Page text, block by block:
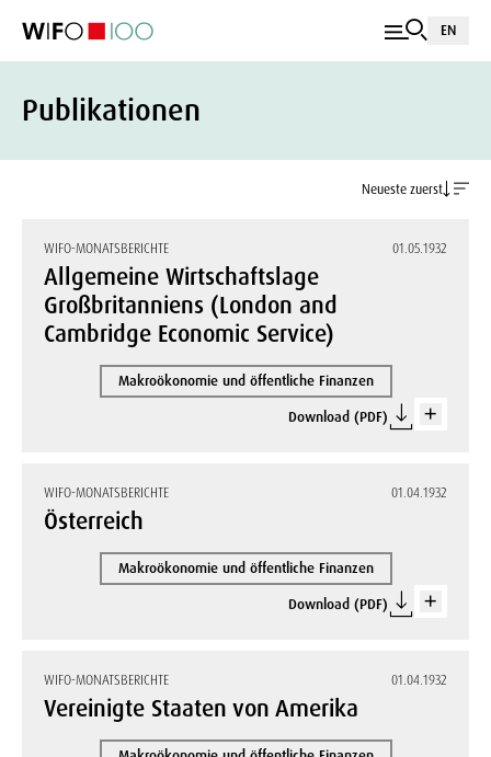
EN
Publikationen
Neueste zuerst
WIFO-MONATSBERICHTE 01.05.1932
Allgemeine Wirtschaftslage
Großbritanniens (London and
Cambridge Economic Service)
Makroökonomie und öffentliche Finanzen
Download (PDF)
WIFO-MONATSBERICHTE 01.04.1932
Österreich
Makroökonomie und öffentliche Finanzen
Download (PDF)
WIFO-MONATSBERICHTE 01.04.1932
Vereinigte Staaten von Amerika